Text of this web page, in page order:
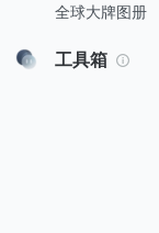
全球大牌图册
工具箱